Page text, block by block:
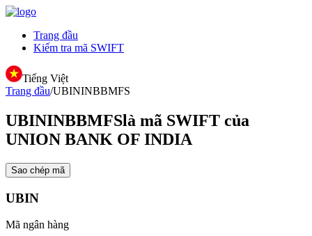
Trang đầu
Kiểm tra mã SWIFT
Tiếng Việt
Trang đầu/UBININBBMFS
UBININBBMFSlà mã SWIFT của
UNION BANK OF INDIA
Sao chép mã
UBIN
Mã ngân hàng